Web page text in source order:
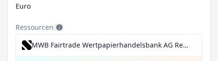
Euro
Ressourcen
MWB Fairtrade Wertpapierhandelsbank AG Registered Shares für 0,99€/Trade inkl. Dividend Reinvestment Plan